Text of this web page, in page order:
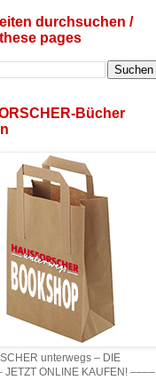
durchsuchen /
pages
Bücher
unterwegs – DIE
JETZT ONLINE KAUFEN! ––––